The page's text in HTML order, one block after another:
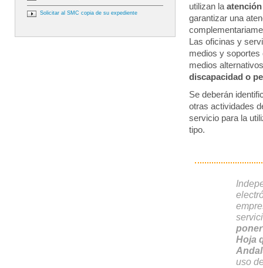
Solicitar al SMC copia de su expediente
utilizan la
garantizar una
Las oficinas y
medios y
medios
discapacidad o
Se deberán
otras actividades
servicio para la
tipo.
Hoja
uso